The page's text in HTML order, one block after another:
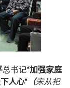
总书记“加强家庭
人心” （宋从祀